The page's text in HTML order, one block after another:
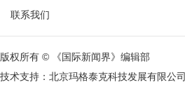
联系我们
版权所有 © 《国际新闻界》编辑部
技术支持： 北京玛格泰克科技发展有限公司